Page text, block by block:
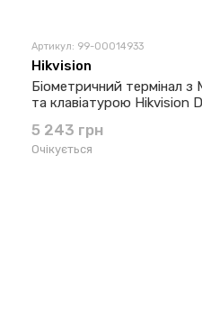
Артикул: 99-00014933
Hikvision
Біометричний термінал з
та клавіатурою Hikvision
5 243 грн
Очікується